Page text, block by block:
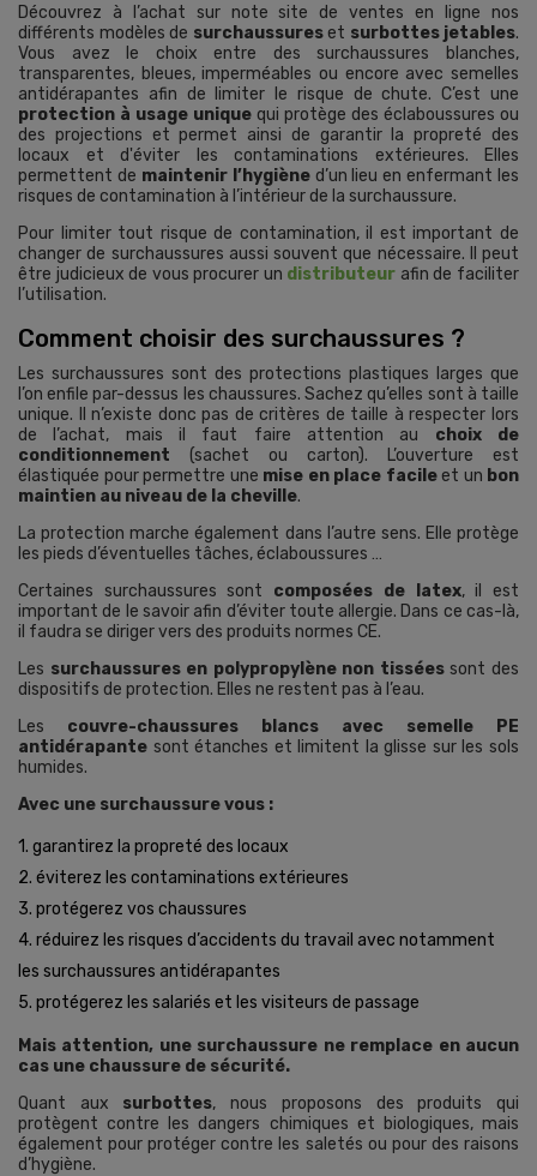
Découvrez à l’achat sur note site de ventes en ligne nos
différents modèles de surchaussureset surbottes jetables.
Vous avez le choix entre des surchaussures blanches,
transparentes, bleues, imperméables ou encore avec semelles
antidérapantes afin de limiter le risque de chute. C’est une
protection à usage unique qui protège des éclaboussures ou
des projections et permet ainsi de garantir la propreté des
locaux et d'éviter les contaminations extérieures. Elles
permettent de maintenir l’hygièned’un lieu en enfermant les
risques de contamination à l’intérieur de la surchaussure.
Pour limiter tout risque de contamination, il est important de
changer de surchaussures aussi souvent que nécessaire. Il peut
être judicieux de vous procurer un distributeur afin de faciliter
l’utilisation.
Comment choisir des surchaussures ?
Les surchaussures sont des protections plastiques larges que
l’on enfile par-dessus les chaussures. Sachez qu’elles sont à taille
unique. Il n’existe donc pas de critères de taille à respecter lors
de l’achat, mais il faut faire attention au choix de
conditionnement (sachet ou carton). L’ouverture est
élastiquée pour permettre une mise en place facileet un bon
maintien au niveau de la cheville.
La protection marche également dans l’autre sens. Elle protège
les pieds d’éventuelles tâches, éclaboussures …
Certaines surchaussures sont composées de latex, il est
important de le savoir afin d’éviter toute allergie. Dans ce cas-là,
il faudra se diriger vers des produits normes CE.
Les surchaussures en polypropylène non tisséessont des
dispositifs de protection. Elles ne restent pas à l’eau.
Les couvre-chaussures blancs avec semelle PE
antidérapante sont étanches et limitent la glisse sur les sols
humides.
Avec une surchaussure vous :
1. garantirez la propreté des locaux
2. éviterez les contaminations extérieures
3. protégerez vos chaussures
4. réduirez les risques d’accidents du travail avec notamment
les surchaussures antidérapantes
5. protégerez les salariés et les visiteurs de passage
Mais attention, une surchaussure ne remplace en aucun
cas une chaussure de sécurité.
Quant aux surbottes, nous proposons des produits qui
protègent contre les dangers chimiques et biologiques, mais
également pour protéger contre les saletés ou pour des raisons
d’hygiène.